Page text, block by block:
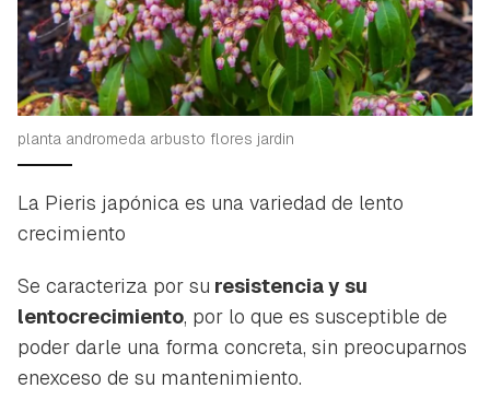
planta andromeda arbusto flores jardin
La Pieris japónica es una variedad de lento
crecimiento
Se caracteriza por su resistencia y su
lentocrecimiento, por lo que es susceptible de
poder darle una forma concreta, sin preocuparnos
enexceso de su mantenimiento.